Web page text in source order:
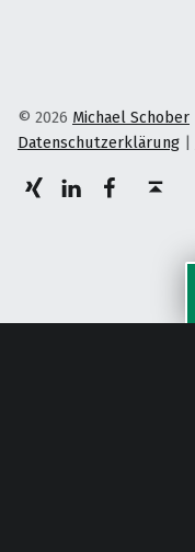
© 2026 Michael Schober
Datenschutzerklärung |